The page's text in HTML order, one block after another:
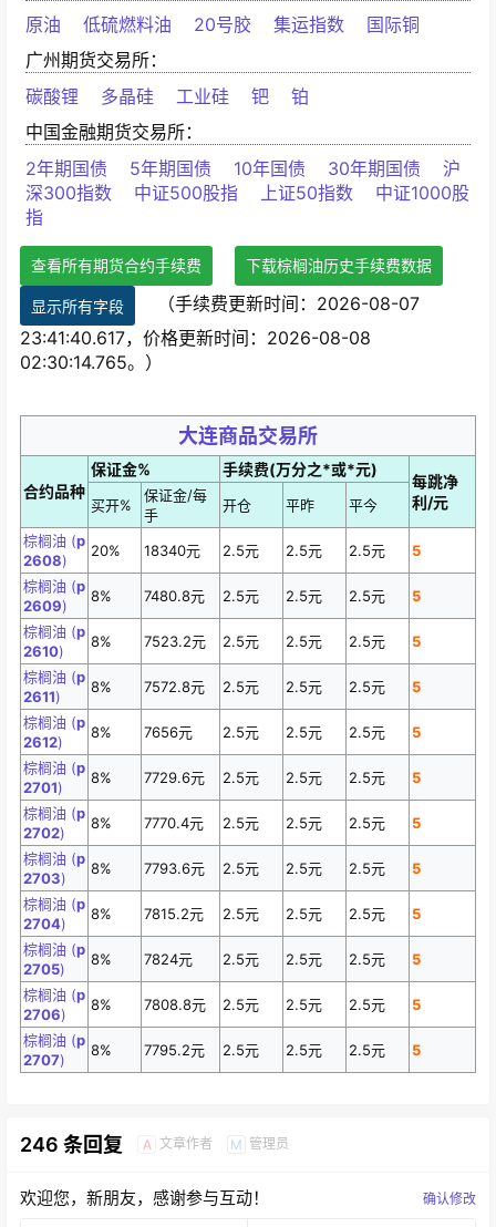
原油
低硫燃料油 20号胶 集运指数
国际铜
广州期货交易所：
碳酸锂
多晶硅 工业硅 钯
铂
中国金融期货交易所：
2年期国债
5年期国债 10年国债 30年期国债
沪
深300指数
中证500股指 上证50指数
中证1000股
指
查看所有期货合约手续费 下载棕榈油历史手续费数据
显示所有字段
（手续费更新时间：2026-08-07
23:41:40.617，价格更新时间：2026-08-08
02:30:14.765。）
大连商品交易所
合约品种
保证金% 手续费(万分之*或*元)
每跳净
利/元
买开%
保证金/每
手
开仓 平昨
平今
棕榈油 (p
2608)
20% 18340元 2.5元 2.5元 2.5元
5
棕榈油 (p
2609)
8% 7480.8元 2.5元 2.5元 2.5元
5
棕榈油 (p
2610)
8% 7523.2元 2.5元 2.5元 2.5元
5
棕榈油 (p
2611)
8% 7572.8元 2.5元 2.5元 2.5元
5
棕榈油 (p
2612)
8% 7656元 2.5元 2.5元 2.5元
5
棕榈油 (p
2701)
8% 7729.6元 2.5元 2.5元 2.5元
5
棕榈油 (p
2702)
8% 7770.4元 2.5元 2.5元 2.5元
5
棕榈油 (p
2703)
8% 7793.6元 2.5元 2.5元 2.5元
5
棕榈油 (p
2704)
8% 7815.2元 2.5元 2.5元 2.5元
5
棕榈油 (p
2705)
8% 7824元 2.5元 2.5元 2.5元
5
棕榈油 (p
2706)
8% 7808.8元 2.5元 2.5元 2.5元
5
棕榈油 (p
2707)
8% 7795.2元 2.5元 2.5元 2.5元 5
246 条回复 A 文章作者 M 管理员
欢迎您，新朋友，感谢参与互动！ 确认修改